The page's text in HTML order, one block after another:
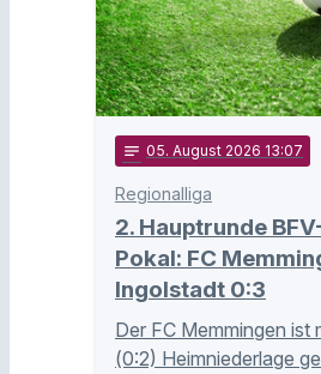
notes 05. August 2026 13:07
Regionalliga
2. Hauptrunde
Pokal: FC
Ingolstadt 0:3
Der FC Memmingen ist
(0:2) Heimniederlage